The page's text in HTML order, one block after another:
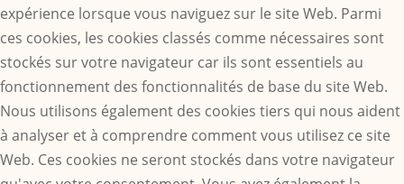
expérience lorsque vous naviguez sur le site Web. Parmi
ces cookies, les cookies classés comme nécessaires sont
stockés sur votre navigateur car ils sont essentiels au
fonctionnement des fonctionnalités de base du site Web.
Nous utilisons également des cookies tiers qui nous aident
à analyser et à comprendre comment vous utilisez ce site
Web. Ces cookies ne seront stockés dans votre navigateur